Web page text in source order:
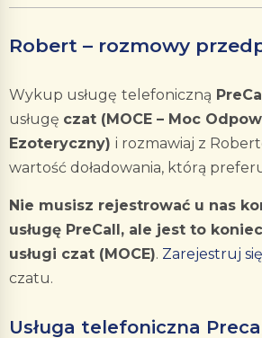
Robert – rozmowy
Wykup usługę telefoniczną
usługę czat (MOCE – Moc
Ezoteryczny) i rozmawiaj z
wartość doładowania, którą
Nie musisz rejestrować u nas
usługę PreCall, ale jest to
usługi czat (MOCE). Zarejestruj się
czatu.
Usługa telefoniczna